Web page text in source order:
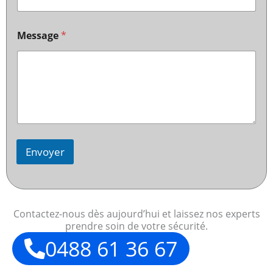
Message*
Envoyer
Contactez-nous dès aujourd’hui et laissez nos experts
prendre soin de votre sécurité.
0488 61 36 67